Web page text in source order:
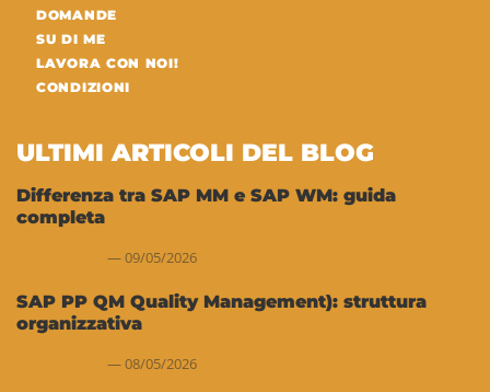
DOMANDE
SU DI ME
LAVORA CON NOI!
CONDIZIONI
ULTIMI ARTICOLI DEL BLOG
Differenza tra SAP MM e SAP WM: guida
completa
09/05/2026
SAP PP QM Quality Management): struttura
organizzativa
08/05/2026